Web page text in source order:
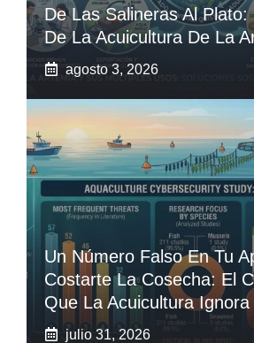
De Las Salineras Al Plato:
De La Acuicultura De La
agosto 3, 2026
Un Número Falso En Tu
Costarte La Cosecha: El
Que La Acuicultura Ignora
julio 31, 2026